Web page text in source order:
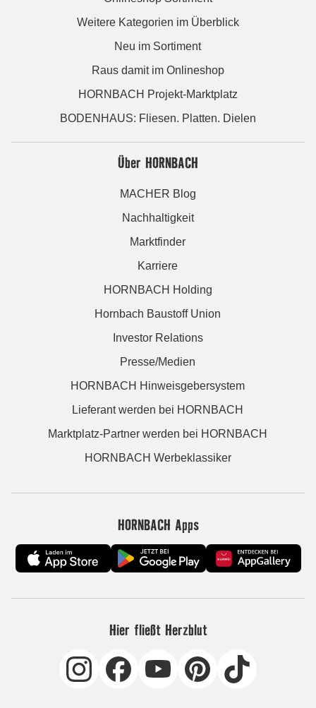
Weitere Kategorien im Überblick
Neu im Sortiment
Raus damit im Onlineshop
HORNBACH Projekt-Marktplatz
BODENHAUS: Fliesen. Platten. Dielen
Über HORNBACH
MACHER Blog
Nachhaltigkeit
Marktfinder
Karriere
HORNBACH Holding
Hornbach Baustoff Union
Investor Relations
Presse/Medien
HORNBACH Hinweisgebersystem
Lieferant werden bei HORNBACH
Marktplatz-Partner werden bei HORNBACH
HORNBACH Werbeklassiker
HORNBACH Apps
Hier fließt Herzblut